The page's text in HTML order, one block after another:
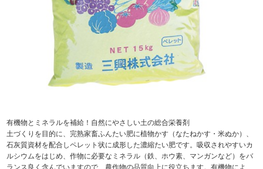
有機物とミネラルを補給！自然にやさしい土の総合栄養剤
土づくりを目的に、完熟家畜ふんたい肥に植物かす（なたねかす・米ぬか）、
石灰質資材を配合しペレット状に成形した濃縮たい肥です。吸収されやすいカ
ルシウムをはじめ、作物に必要なミネラル（鉄、ホウ素、マンガンなど）をバ
ランス良く含んでいますので、農作物の品質向上に役立ちます。有機物によ